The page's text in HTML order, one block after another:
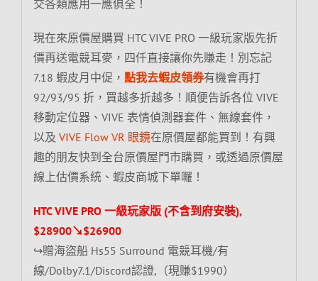
交各類應用一應俱全！
現在來原價屋購買 HTC VIVE PRO 一級玩家版先折
價再送電競耳麥，四仟直接讓你先賺走！別忘記
7.18 蝦皮月中促， 點我去蝦皮領券有機會再打
92/93/95 折，買越多折越多！順便告訴各位 VIVE
移動定位器、VIVE 表情偵測器套件、無線套件，
以及 VIVE Flow VR 眼鏡在原價屋都能買到！有興
趣的朋友快到全台原價屋門市購買，或透過原價屋
線上估價系統、蝦皮商城下單囉！
HTC VIVE PRO 一級玩家版 (不含到府安裝),
$28900↘$26900
↪贈海盜船 Hs55 Surround 電競耳機/有
線/Dolby7.1/Discord認證,（現賺$1990）